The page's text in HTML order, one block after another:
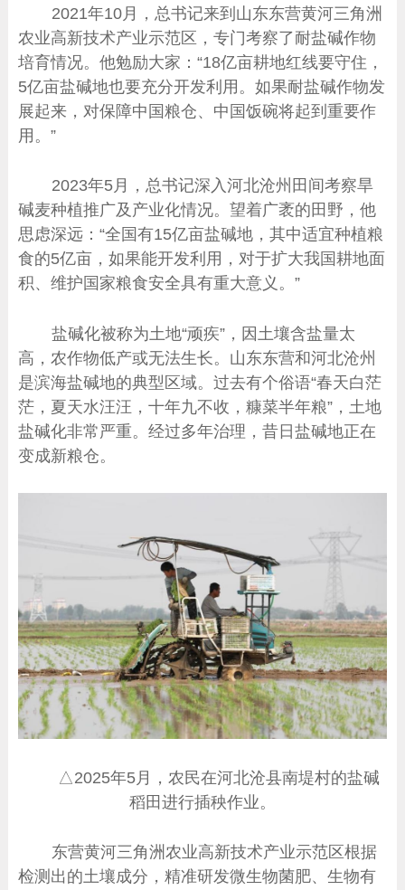
2021年10月，总书记来到山东东营黄河三角洲
农业高新技术产业示范区，专门考察了耐盐碱作物
培育情况。他勉励大家：“18亿亩耕地红线要守住，
5亿亩盐碱地也要充分开发利用。如果耐盐碱作物发
展起来，对保障中国粮仓、中国饭碗将起到重要作
用。”
2023年5月，总书记深入河北沧州田间考察旱
碱麦种植推广及产业化情况。望着广袤的田野，他
思虑深远：“全国有15亿亩盐碱地，其中适宜种植粮
食的5亿亩，如果能开发利用，对于扩大我国耕地面
积、维护国家粮食安全具有重大意义。”
盐碱化被称为土地“顽疾”，因土壤含盐量太
高，农作物低产或无法生长。山东东营和河北沧州
是滨海盐碱地的典型区域。过去有个俗语“春天白茫
茫，夏天水汪汪，十年九不收，糠菜半年粮”，土地
盐碱化非常严重。经过多年治理，昔日盐碱地正在
变成新粮仓。
△2025年5月，农民在河北沧县南堤村的盐碱
稻田进行插秧作业。
东营黄河三角洲农业高新技术产业示范区根据
检测出的土壤成分，精准研发微生物菌肥、生物有